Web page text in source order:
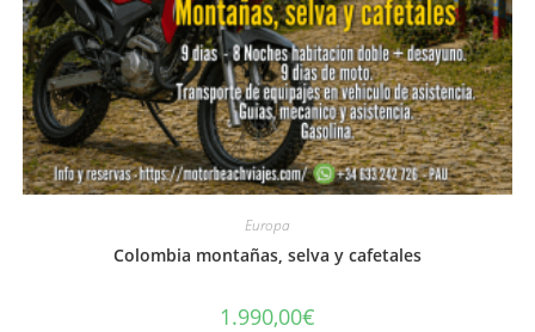
Europa
Colombia montañas, selva y cafetales
1.990,00€